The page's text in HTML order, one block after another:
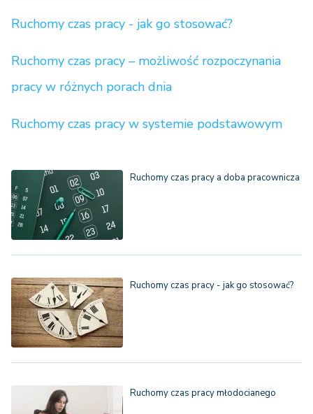
Ruchomy czas pracy - jak go stosować?
Ruchomy czas pracy – możliwość rozpoczynania
pracy w różnych porach dnia
Ruchomy czas pracy w systemie podstawowym
Ruchomy czas pracy a doba pracownicza
Ruchomy czas pracy - jak go stosować?
Ruchomy czas pracy młodocianego